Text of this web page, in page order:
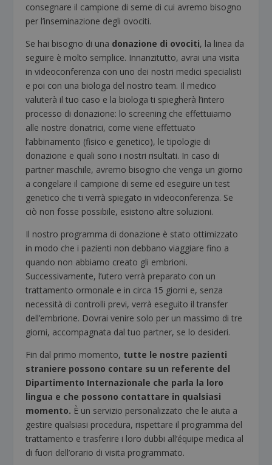
consegnare il campione di seme di cui avremo bisogno
per l’inseminazione degli ovociti.
Se hai bisogno di una donazione di ovociti, la linea da
seguire è molto semplice. Innanzitutto, avrai una visita
in videoconferenza con uno dei nostri medici specialisti
e poi con una biologa del nostro team. Il medico
valuterà il tuo caso e la biologa ti spiegherà l’intero
processo di donazione: lo screening che effettuiamo
alle nostre donatrici, come viene effettuato
l’abbinamento (fisico e genetico), le tipologie di
donazione e quali sono i nostri risultati. In caso di
partner maschile, avremo bisogno che venga un giorno
a congelare il campione di seme ed eseguire un test
genetico che ti verrà spiegato in videoconferenza. Se
ciò non fosse possibile, esistono altre soluzioni.
Il nostro programma di donazione è stato ottimizzato
in modo che i pazienti non debbano viaggiare fino a
quando non abbiamo creato gli embrioni.
Successivamente, l’utero verrà preparato con un
trattamento ormonale e in circa 15 giorni e, senza
necessità di controlli previ, verrà eseguito il transfer
dell’embrione. Dovrai venire solo per un massimo di tre
giorni, accompagnata dal tuo partner, se lo desideri.
Fin dal primo momento, tutte le nostre pazienti
straniere possono contare su un referente del
Dipartimento Internazionale che parla la loro
lingua e che possono contattare in qualsiasi
momento. È un servizio personalizzato che le aiuta a
gestire qualsiasi procedura, rispettare il programma del
trattamento e trasferire i loro dubbi all’équipe medica al
di fuori dell’orario di visita programmato.